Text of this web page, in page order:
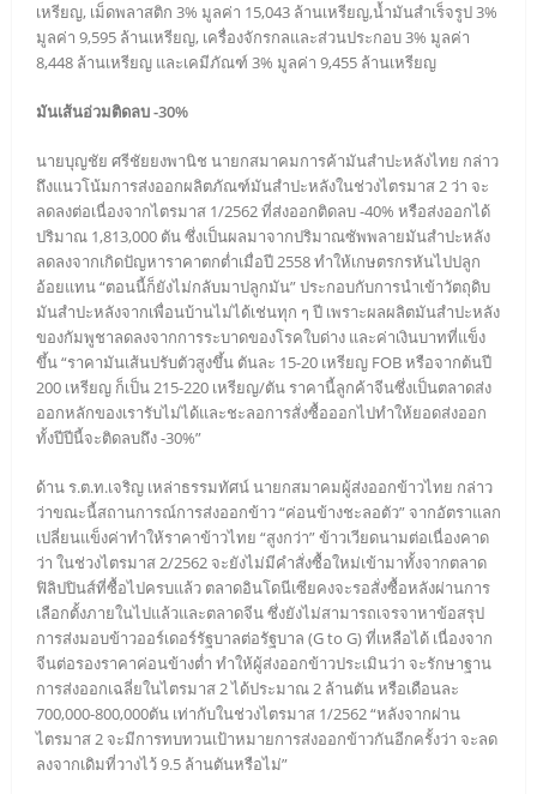
เหรียญ, เม็ดพลาสติก 3% มูลค่า 15,043 ล้านเหรียญ,น้ำมันสำเร็จรูป 3%
มูลค่า 9,595 ล้านเหรียญ, เครื่องจักรกลและส่วนประกอบ 3% มูลค่า
8,448 ล้านเหรียญ และเคมีภัณฑ์ 3% มูลค่า 9,455 ล้านเหรียญ
มันเส้นอ่วมติดลบ -30%
นายบุญชัย ศรีชัยยงพานิช นายกสมาคมการค้ามันสำปะหลังไทย กล่าว
ถึงแนวโน้มการส่งออกผลิตภัณฑ์มันสำปะหลังในช่วงไตรมาส 2 ว่า จะ
ลดลงต่อเนื่องจากไตรมาส 1/2562 ที่ส่งออกติดลบ -40% หรือส่งออกได้
ปริมาณ 1,813,000 ตัน ซึ่งเป็นผลมาจากปริมาณซัพพลายมันสำปะหลัง
ลดลงจากเกิดปัญหาราคาตกต่ำเมื่อปี 2558 ทำให้เกษตรกรหันไปปลูก
อ้อยแทน “ตอนนี้ก็ยังไม่กลับมาปลูกมัน” ประกอบกับการนำเข้าวัตถุดิบ
มันสำปะหลังจากเพื่อนบ้านไม่ได้เช่นทุก ๆ ปี เพราะผลผลิตมันสำปะหลัง
ของกัมพูชาลดลงจากการระบาดของโรคใบด่าง และค่าเงินบาทที่แข็ง
ขึ้น “ราคามันเส้นปรับตัวสูงขึ้น ตันละ 15-20 เหรียญ FOB หรือจากต้นปี
200 เหรียญ ก็เป็น 215-220 เหรียญ/ตัน ราคานี้ลูกค้าจีนซึ่งเป็นตลาดส่ง
ออกหลักของเรารับไม่ได้และชะลอการสั่งซื้อออกไปทำให้ยอดส่งออก
ทั้งปีปีนี้จะติดลบถึง -30%”
ด้าน ร.ต.ท.เจริญ เหล่าธรรมทัศน์ นายกสมาคมผู้ส่งออกข้าวไทย กล่าว
ว่าขณะนี้สถานการณ์การส่งออกข้าว “ค่อนข้างชะลอตัว” จากอัตราแลก
เปลี่ยนแข็งค่าทำให้ราคาข้าวไทย “สูงกว่า” ข้าวเวียดนามต่อเนื่องคาด
ว่า ในช่วงไตรมาส 2/2562 จะยังไม่มีคำสั่งซื้อใหม่เข้ามาทั้งจากตลาด
ฟิลิปปินส์ที่ซื้อไปครบแล้ว ตลาดอินโดนีเซียคงจะรอสั่งซื้อหลังผ่านการ
เลือกตั้งภายในไปแล้วและตลาดจีน ซึ่งยังไม่สามารถเจรจาหาข้อสรุป
การส่งมอบข้าวออร์เดอร์รัฐบาลต่อรัฐบาล (G to G) ที่เหลือได้ เนื่องจาก
จีนต่อรองราคาค่อนข้างต่ำ ทำให้ผู้ส่งออกข้าวประเมินว่า จะรักษาฐาน
การส่งออกเฉลี่ยในไตรมาส 2 ได้ประมาณ 2 ล้านตัน หรือเดือนละ
700,000-800,000ตัน เท่ากับในช่วงไตรมาส 1/2562 “หลังจากผ่าน
ไตรมาส 2 จะมีการทบทวนเป้าหมายการส่งออกข้าวกันอีกครั้งว่า จะลด
ลงจากเดิมที่วางไว้ 9.5 ล้านตันหรือไม่”